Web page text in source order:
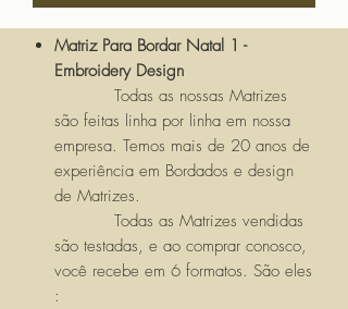
Matriz Para Bordar Natal 1 -
Embroidery Design
Todas as nossas Matrizes
são feitas linha por linha em nossa
empresa. Temos mais de 20 anos de
experiência em Bordados e design
de Matrizes.
Todas as Matrizes vendidas
são testadas, e ao comprar conosco,
você recebe em 6 formatos. São eles
: